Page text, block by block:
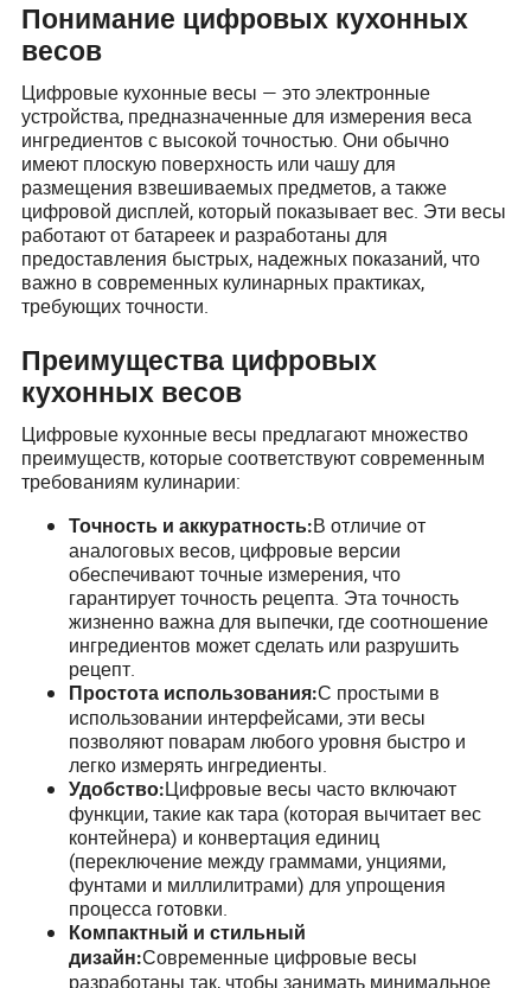
Понимание цифровых кухонных
весов
Цифровые кухонные весы — это электронные
устройства, предназначенные для измерения веса
ингредиентов с высокой точностью. Они обычно
имеют плоскую поверхность или чашу для
размещения взвешиваемых предметов, а также
цифровой дисплей, который показывает вес. Эти весы
работают от батареек и разработаны для
предоставления быстрых, надежных показаний, что
важно в современных кулинарных практиках,
требующих точности.
Преимущества цифровых
кухонных весов
Цифровые кухонные весы предлагают множество
преимуществ, которые соответствуют современным
требованиям кулинарии:
Точность и аккуратность:В отличие от
аналоговых весов, цифровые версии
обеспечивают точные измерения, что
гарантирует точность рецепта. Эта точность
жизненно важна для выпечки, где соотношение
ингредиентов может сделать или разрушить
рецепт.
Простота использования:С простыми в
использовании интерфейсами, эти весы
позволяют поварам любого уровня быстро и
легко измерять ингредиенты.
Удобство:Цифровые весы часто включают
функции, такие как тара (которая вычитает вес
контейнера) и конвертация единиц
(переключение между граммами, унциями,
фунтами и миллилитрами) для упрощения
процесса готовки.
Компактный и стильный
дизайн:Современные цифровые весы
разработаны так, чтобы занимать минимальное